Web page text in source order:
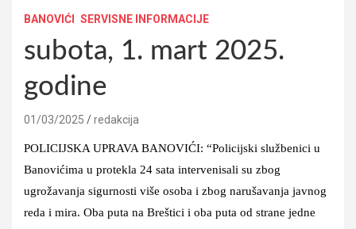
BANOVIĆI SERVISNE INFORMACIJE
subota, 1. mart 2025.
godine
01/03/2025 redakcija
POLICIJSKA UPRAVA BANOVIĆI: “Policijski službenici u
Banovićima u protekla 24 sata intervenisali su zbog
ugrožavanja sigurnosti više osoba i zbog narušavanja javnog
reda i mira. Oba puta na Breštici i oba puta od strane jedne